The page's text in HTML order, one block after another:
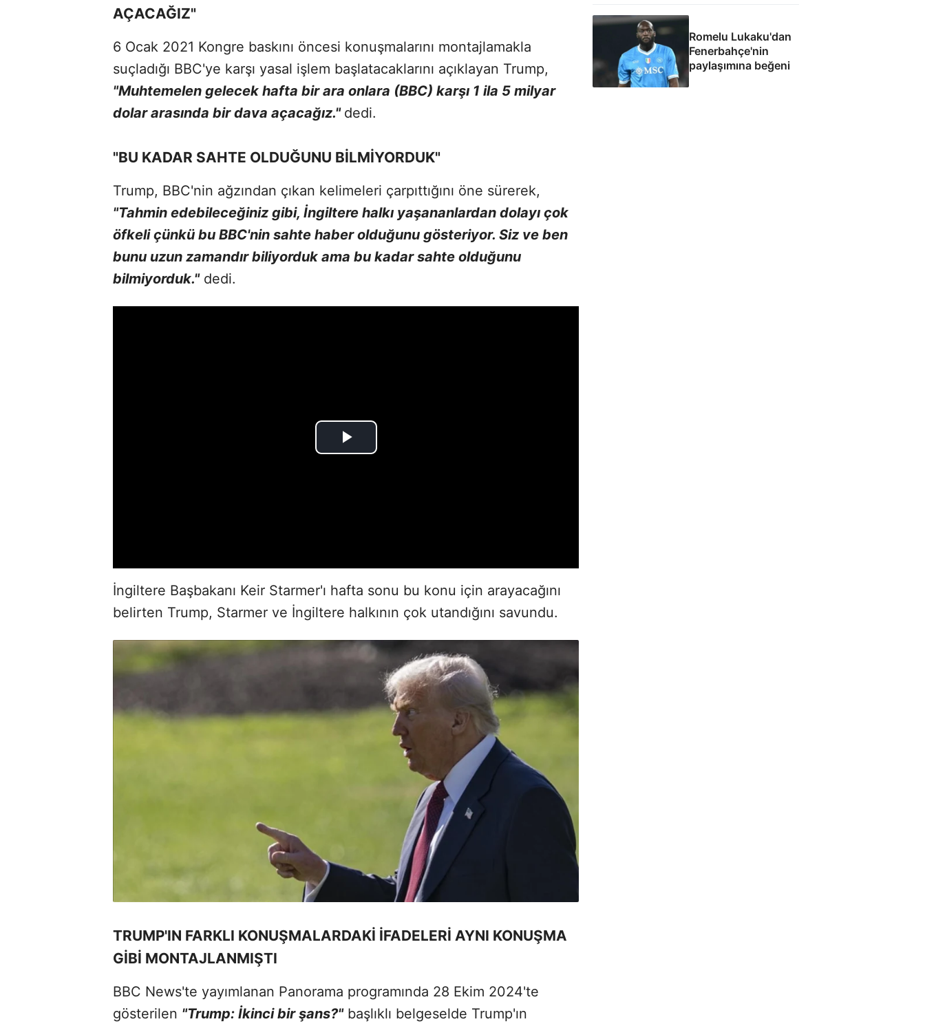
AÇACAĞIZ"
6 Ocak 2021 Kongre baskını öncesi konuşmalarını montajlamakla
suçladığı BBC'ye karşı yasal işlem başlatacaklarını açıklayan Trump,
"Muhtemelen gelecek hafta bir ara onlara (BBC) karşı 1 ila 5 milyar
dolar arasında bir dava açacağız." dedi.
"BU KADAR SAHTE OLDUĞUNU BİLMİYORDUK"
Trump, BBC'nin ağzından çıkan kelimeleri çarpıttığını öne sürerek,
"Tahmin edebileceğiniz gibi, İngiltere halkı yaşananlardan dolayı çok
öfkeli çünkü bu BBC'nin sahte haber olduğunu gösteriyor. Siz ve ben
bunu uzun zamandır biliyorduk ama bu kadar sahte olduğunu
bilmiyorduk."dedi.
İngiltere Başbakanı Keir Starmer'ı hafta sonu bu konu için arayacağını
belirten Trump, Starmer ve İngiltere halkının çok utandığını savundu.
TRUMP'IN FARKLI KONUŞMALARDAKİ İFADELERİ AYNI KONUŞMA
GİBİ MONTAJLANMIŞTI
BBC News'te yayımlanan Panorama programında 28 Ekim 2024'te
gösterilen "Trump: İkinci bir şans?"başlıklı belgeselde Trump'ın
hedefleniyor
Romelu Lukaku'dan
Fenerbahçe'nin
paylaşımına beğeni